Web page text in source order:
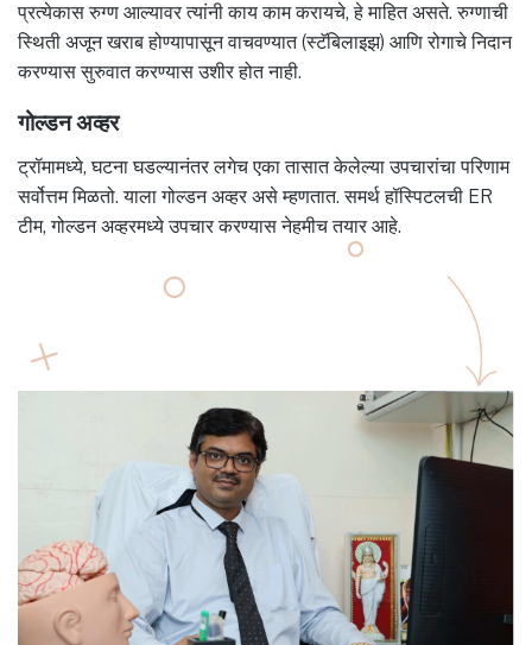
प्रत्येकास रुग्ण आल्यावर त्यांनी काय काम करायचे, हे माहित असते. रुग्णाची
स्थिती अजून खराब होण्यापासून वाचवण्यात (स्टॅबिलाइझ) आणि रोगाचे निदान
करण्यास सुरुवात करण्यास उशीर होत नाही.
गोल्डन अव्हर
ट्रॉमामध्ये, घटना घडल्यानंतर लगेच एका तासात केलेल्या उपचारांचा परिणाम
सर्वोत्तम मिळतो. याला गोल्डन अव्हर असे म्हणतात. समर्थ हॉस्पिटलची ER
टीम, गोल्डन अव्हरमध्ये उपचार करण्यास नेहमीच तयार आहे.